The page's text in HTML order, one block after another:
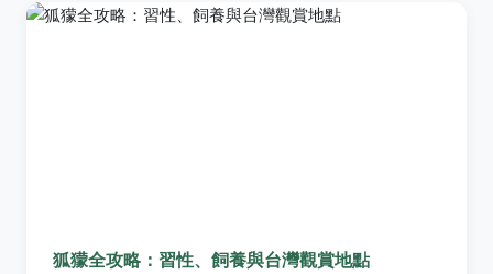
狐獴全攻略：習性、飼養與台灣觀賞地點